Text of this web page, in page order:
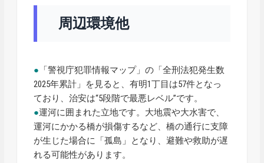
周辺環境他
● 「警視庁犯罪情報マップ」の「全刑法犯発生数
2025年累計」を見ると、有明1丁目は57件となっ
ており、治安は“5段階で最悪レベル”です。
●運河に囲まれた立地です。大地震や大水害で、
運河にかかる橋が損傷するなど、橋の通行に支障
が生じた場合に「孤島」となり、避難や救助が遅
れる可能性があります。